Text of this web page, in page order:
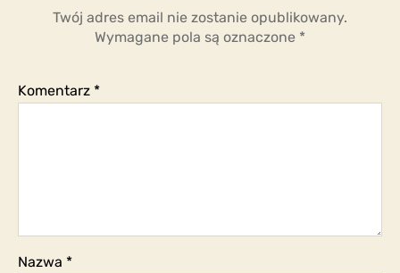
Twój adres email nie zostanie opublikowany.
Wymagane pola są oznaczone *
Komentarz *
Nazwa *